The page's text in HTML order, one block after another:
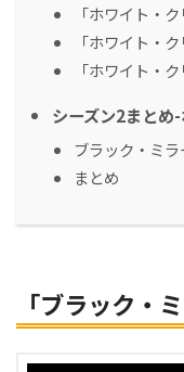
「ホワイト・
「ホワイト・
「ホワイト・
シーズン2まとめ
ブラック・ミ
まとめ
「ブラック・